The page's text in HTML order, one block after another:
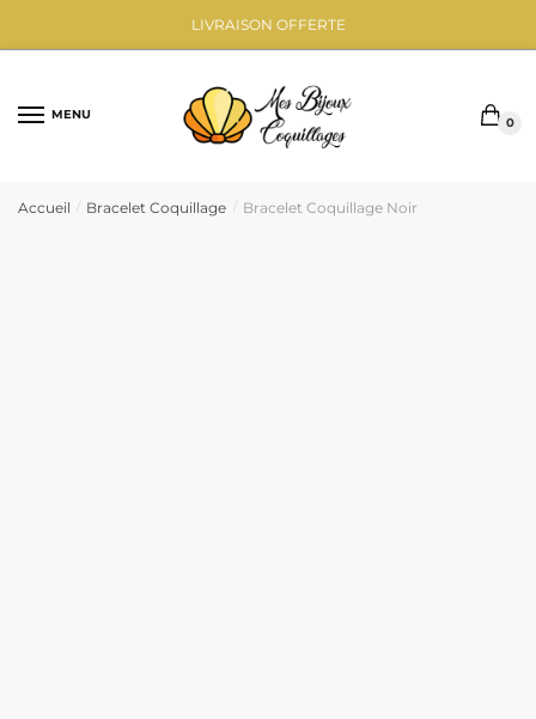
LIVRAISON OFFERTE
MENU
0
Accueil / Bracelet Coquillage / Bracelet Coquillage Noir